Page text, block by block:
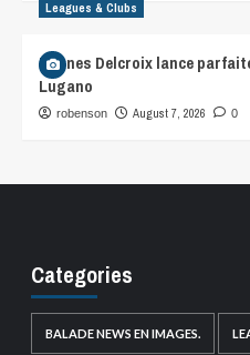
Leagues & Clubs
Hannes Delcroix lance
Lugano
robenson August 7, 2026 0
Categories
BALADE NEWS EN IMAGES.